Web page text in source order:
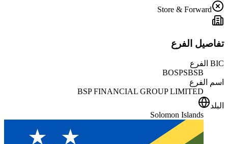
Store & Forward
تفاصيل الفرع
BIC الفرع
BOSPSBSB
اسم الفرع
BSP FINANCIAL GROUP LIMITED
البلد
Solomon Islands